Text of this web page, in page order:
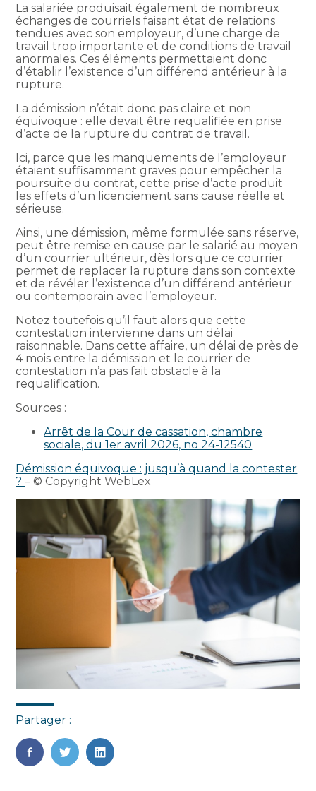
La salariée produisait également de nombreux
échanges de courriels faisant état de relations
tendues avec son employeur, d’une charge de
travail trop importante et de conditions de travail
anormales. Ces éléments permettaient donc
d’établir l’existence d’un différend antérieur à la
rupture.
La démission n’était donc pas claire et non
équivoque : elle devait être requalifiée en prise
d’acte de la rupture du contrat de travail.
Ici, parce que les manquements de l’employeur
étaient suffisamment graves pour empêcher la
poursuite du contrat, cette prise d’acte produit
les effets d’un licenciement sans cause réelle et
sérieuse.
Ainsi, une démission, même formulée sans réserve,
peut être remise en cause par le salarié au moyen
d’un courrier ultérieur, dès lors que ce courrier
permet de replacer la rupture dans son contexte
et de révéler l’existence d’un différend antérieur
ou contemporain avec l’employeur.
Notez toutefois qu’il faut alors que cette
contestation intervienne dans un délai
raisonnable. Dans cette affaire, un délai de près de
4 mois entre la démission et le courrier de
contestation n’a pas fait obstacle à la
requalification.
Sources :
Arrêt de la Cour de cassation, chambre
sociale, du 1er avril 2026, no 24-12540
Démission équivoque : jusqu’à quand la contester
?– © Copyright WebLex
Partager :
FaceBook
TwitterLinkedIn